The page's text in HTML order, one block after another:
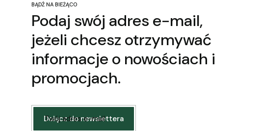
BĄDŹ NA BIEŻĄCO
Podaj swój adres e-mail,
jeżeli chcesz otrzymywać
informacje o nowościach i
promocjach.
Twój adres e-mail
Dołącz do newslettera